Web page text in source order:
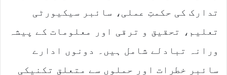
تدارک کی حکمتِ عملی، سائبر سیکیورٹی
تعلیم، تحقیق و ترقی اور معلومات کے پیشہ
ورانہ تبادلے شامل ہیں۔ دونوں ادارے
سائبر خطرات اور حملوں سے متعلق تکنیکی